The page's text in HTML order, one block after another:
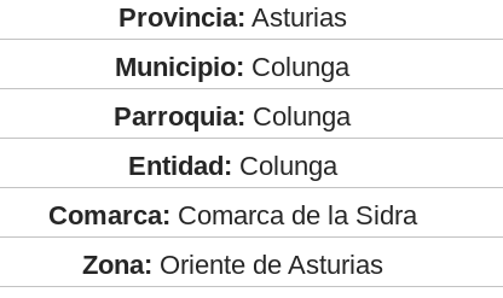
Provincia: Asturias
Municipio: Colunga
Parroquia: Colunga
Entidad: Colunga
Comarca: Comarca de la Sidra
Zona: Oriente de Asturias